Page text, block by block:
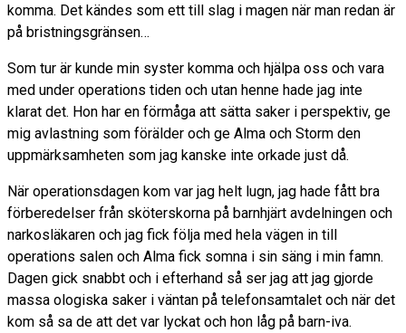
komma. Det kändes som ett till slag i magen när man redan är
på bristningsgränsen…
Som tur är kunde min syster komma och hjälpa oss och vara
med under operations tiden och utan henne hade jag inte
klarat det. Hon har en förmåga att sätta saker i perspektiv, ge
mig avlastning som förälder och ge Alma och Storm den
uppmärksamheten som jag kanske inte orkade just då.
När operationsdagen kom var jag helt lugn, jag hade fått bra
förberedelser från sköterskorna på barnhjärt avdelningen och
narkosläkaren och jag fick följa med hela vägen in till
operations salen och Alma fick somna i sin säng i min famn.
Dagen gick snabbt och i efterhand så ser jag att jag gjorde
massa ologiska saker i väntan på telefonsamtalet och när det
kom så sa de att det var lyckat och hon låg på barn-iva.